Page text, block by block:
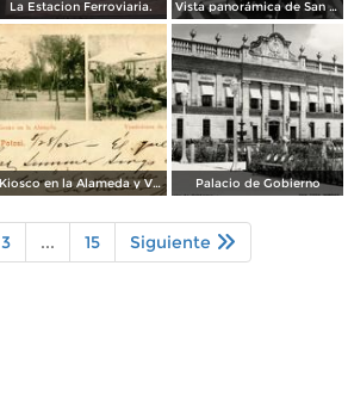
La Estacion Ferroviaria. Vista panorámica de San Luis Potosí
Kiosco en la Alameda y Vendedores de Frutas Palacio de Gobierno
3 ... 15 Siguiente